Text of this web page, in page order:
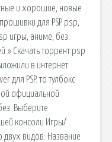
и хорошие, новые
для PSP psp,
игры, аниме, без.
» Скачать торрент psp
в интернет
для PSP. то тулбокс
официальной
Выберите
консоли Игры/
видов: Название